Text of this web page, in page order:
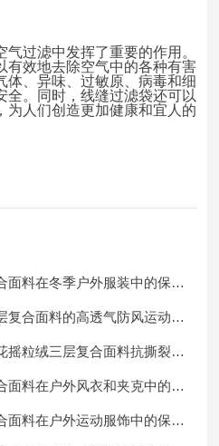
过滤中发挥了重要的作用。
有效地去除空气中的各种有害
体、异味、过敏原、病毒和细
全。同时，线缝过滤袋还可以
为人们创造更加健康和宜人的
面料在冬季户外服装中的保暖
复合面料的高透气防风运动服
摇粒绒三层复合面料抗撕裂与
面料在户外风衣和夹克中的应
面料在户外运动服饰中的保暖